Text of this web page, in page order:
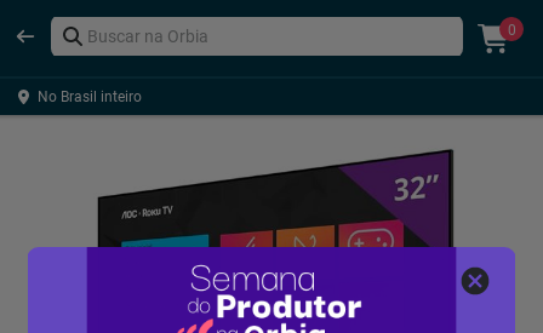
0
No Brasil inteiro